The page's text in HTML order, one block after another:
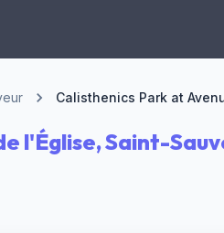
Calisthenics Park at
l'Église, Saint-